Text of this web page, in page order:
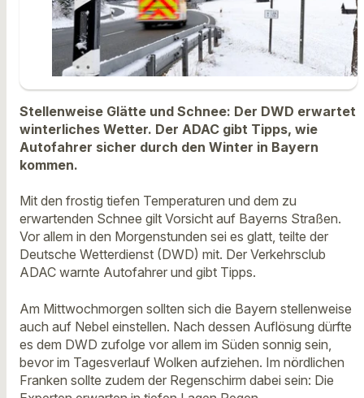
Stellenweise Glätte und Schnee: Der DWD erwartet
winterliches Wetter. Der ADAC gibt Tipps, wie
Autofahrer sicher durch den Winter in Bayern
kommen.
Mit den frostig tiefen Temperaturen und dem zu
erwartenden Schnee gilt Vorsicht auf Bayerns Straßen.
Vor allem in den Morgenstunden sei es glatt, teilte der
Deutsche Wetterdienst (DWD) mit. Der Verkehrsclub
ADAC warnte Autofahrer und gibt Tipps.
Am Mittwochmorgen sollten sich die Bayern stellenweise
auch auf Nebel einstellen. Nach dessen Auflösung dürfte
es dem DWD zufolge vor allem im Süden sonnig sein,
bevor im Tagesverlauf Wolken aufziehen. Im nördlichen
Franken sollte zudem der Regenschirm dabei sein: Die